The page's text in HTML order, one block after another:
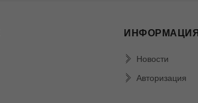
ИНФОРМАЦИЯ
Новости
Авторизация